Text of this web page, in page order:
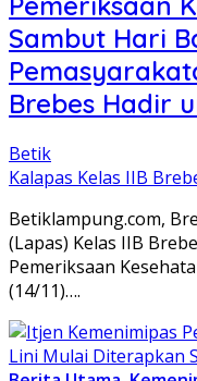
Sambut Hari
Brebes Hadir
Betik
Kalapas Kelas IIB
Betiklampung.com,
(Lapas) Kelas IIB
Pemeriksaan
(14/11)….